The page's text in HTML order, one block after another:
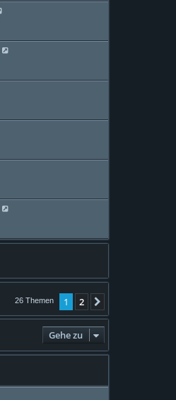
26 Themen 1 2
Gehe zu